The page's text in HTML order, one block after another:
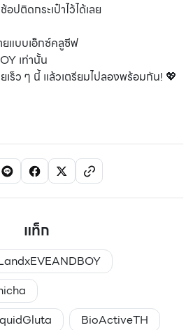
ปติดกระเป๋าไว้ได้เลย
ยแบบเอ็กซ์คลูซีฟ
เท่านั้น
ร็ว ๆ นี้ แล้วเตรียมไปลองพร้อมกัน! 💖
แท็ก
BioActiveTH